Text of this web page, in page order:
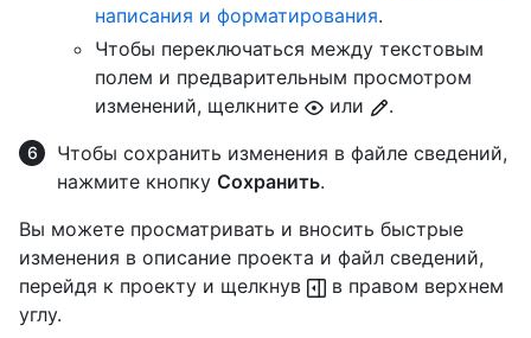
написания и форматирования.
Чтобы переключаться между текстовым
полем и предварительным просмотром
изменений, щелкните
или
.
Чтобы сохранить изменения в файле сведений,
нажмите кнопку Сохранить.
Вы можете просматривать и вносить быстрые
изменения в описание проекта и файл сведений,
перейдя к проекту и щелкнув
в правом верхнем
углу.